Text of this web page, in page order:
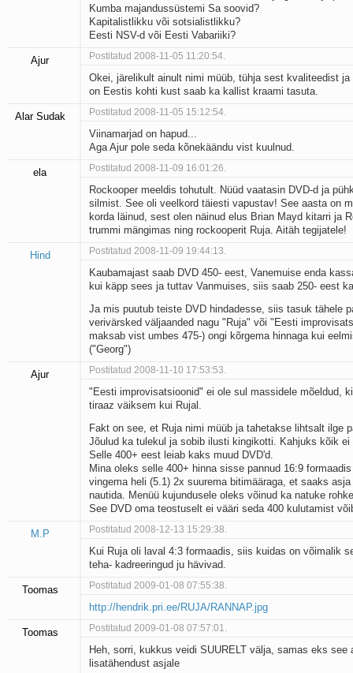
Kumba majandussüstemi Sa soovid?
Kapitalistlikku või sotsialistlikku?
Eesti NSV-d või Eesti Vabariiki?
Ajur Postitatud 2008-11-05 11:20:54.
Okei, järelikult ainult nimi müüb, tühja sest kvaliteedist
on Eestis kohti kust saab ka kallist kraami tasuta.
Alar Sudak Postitatud 2008-11-05 15:12:54.
Viinamarjad on hapud...
Aga Ajur pole seda kõnekäändu vist kuulnud.
ela Postitatud 2008-11-09 16:01:26.
Rockooper meeldis tohutult. Nüüd vaatasin DVD-d ja
silmist. See oli veelkord täiesti vapustav! See aasta on
korda läinud, sest olen näinud elus Brian Mayd kitarri ja
trummi mängimas ning rockooperit Ruja. Aitäh tegijatele!
Hind Postitatud 2008-11-09 19:44:13.
Kaubamajast saab DVD 450- eest, Vanemuise enda
kui käpp sees ja tuttav Vanmuises, siis saab 250- eest
Ja mis puutub teiste DVD hindadesse, siis tasuk tähele
verivärsked väljaanded nagu "Ruja" või "Eesti
maksab vist umbes 475-) ongi kõrgema hinnaga kui
("Georg")
Ajur Postitatud 2008-11-10 17:53:53.
"Eesti improvisatsioonid" ei ole sul massidele mõeldud,
tiraaz väiksem kui Rujal.
Fakt on see, et Ruja nimi müüb ja tahetakse lihtsalt ilge
Jõulud ka tulekul ja sobib ilusti kingikotti. Kahjuks kõik ei
Selle 400+ eest leiab kaks muud DVD'd.
Mina oleks selle 400+ hinna sisse pannud 16:9
vingema heli (5.1) 2x suurema bitimääraga, et saaks
nautida. Menüü kujundusele oleks võinud ka natuke
See DVD oma teostuselt ei vääri seda 400 kulutamist
M.P Postitatud 2008-12-13 15:29:38.
Kui Ruja oli laval 4:3 formaadis, siis kuidas on võimalik
teha- kadreeringud ju hävivad.
Toomas Postitatud 2009-01-08 07:55:38.
http://hendrik.pri.ee/RUJA/RANNAP.jpg
Toomas Postitatud 2009-01-08 07:57:01.
Heh, sorri, kukkus veidi SUURELT välja, samas eks see
lisatähendust asjale